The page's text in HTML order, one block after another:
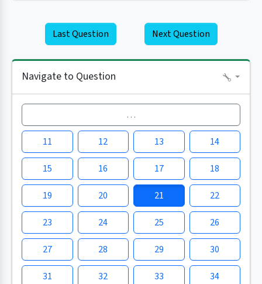
Last Question Next Question
Navigate to Question
…
11 12 13 14
15 16 17 18
19 20 21 22
23 24 25 26
27 28 29 30
31 32 33 34